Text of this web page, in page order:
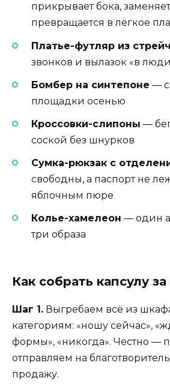
прикрывает бока,
превращается в лёгкое
Платье-футляр из
звонков и вылазок «в
Бомбер на синтепоне —
площадки осенью
Кроссовки-слипоны —
соской без шнурков
Сумка-рюкзак с
свободны, а паспорт не
яблочным пюре
Колье-хамелеон — один
три образа
Как собрать капсулу
Шаг 1. Выгребаем всё из
категориям: «ношу сейчас»,
формы», «никогда». Честно —
отправляем на
продажу.